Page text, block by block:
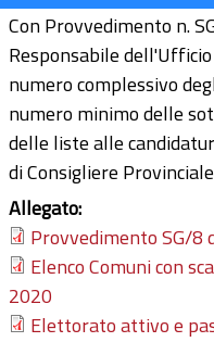
Con Provvedimento n.
Responsabile
numero complessivo
numero minimo delle
delle liste alle
di Consigliere
Allegato:
Provvedimento SG/8
Elenco Comuni con
2020
Elettorato attivo e